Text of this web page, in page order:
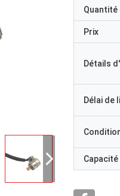
Quantité
Prix
Détails
Délai de